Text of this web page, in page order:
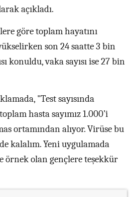
açıkladı.
göre toplam hayatını
son 24 saatte 3 bin
konuldu, vaka sayısı ise 27 bin
"Test sayısında
hasta sayımız 1.000’i
ortamından alıyor. Virüse bu
kalalım. Yeni uygulamada
örnek olan gençlere teşekkür